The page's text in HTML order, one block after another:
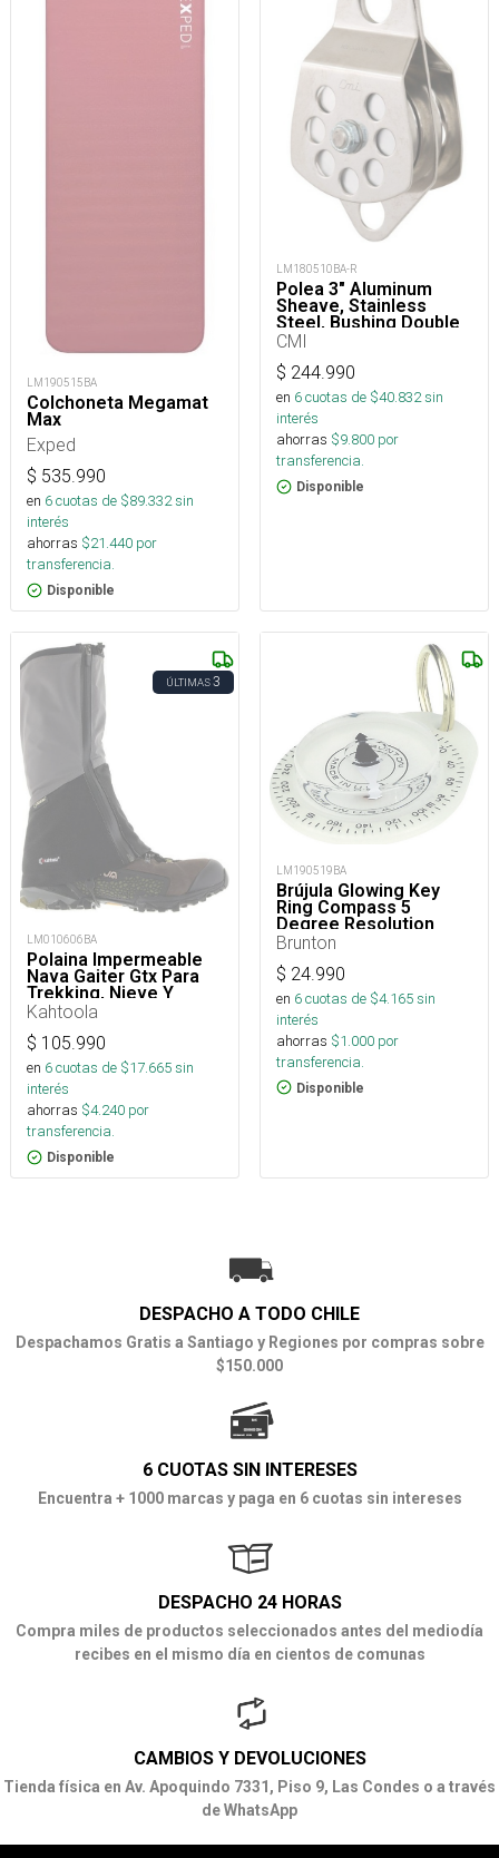
LM190515BA
Colchoneta Megamat
Max
Exped
$ 535.990
en 6cuotas de $89.332sin
interés
ahorras $21.440 por
transferencia.
Disponible
LM180510BA-R
Polea 3" Aluminum
Sheave, Stainless
Steel, Bushing Double
CMI
$ 244.990
en 6cuotas de $40.832sin
interés
ahorras $9.800 por
transferencia.
Disponible
ÚLTIMAS3
LM010606BA
Polaina Impermeable
Nava Gaiter Gtx Para
Trekking, Nieve Y
Montaña
Kahtoola
$ 105.990
en 6cuotas de $17.665sin
interés
ahorras $4.240 por
transferencia.
Disponible
LM190519BA
Brújula Glowing Key
Ring Compass 5
Degree Resolution
Brunton
$ 24.990
en 6cuotas de $4.165sin
interés
ahorras $1.000 por
transferencia.
Disponible
DESPACHO A TODO CHILE
Despachamos Gratis a Santiago y Regiones por compras sobre
$150.000
6 CUOTAS SIN INTERESES
Encuentra + 1000 marcas y paga en 6 cuotas sin intereses
DESPACHO 24 HORAS
Compra miles de productos seleccionados antes del mediodía
recibes en el mismo día en cientos de comunas
CAMBIOS Y DEVOLUCIONES
Tienda física en Av. Apoquindo 7331, Piso 9, Las Condes o a través
de WhatsApp